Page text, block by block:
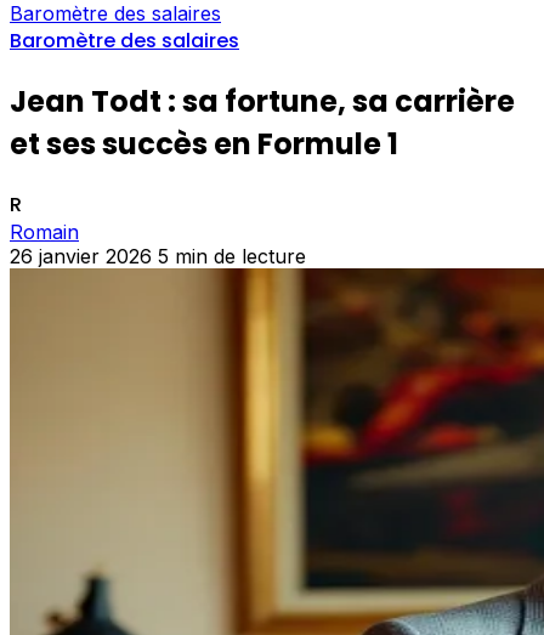
Baromètre des salaires
Baromètre des salaires
Jean Todt : sa fortune, sa carrière
et ses succès en Formule 1
R
Romain
26 janvier 2026 5 min de lecture